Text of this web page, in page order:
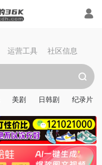
运营工具 社区信息
美剧 日韩剧 纪录片